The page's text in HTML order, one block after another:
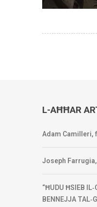
L-AĦĦAR
Adam Camilleri,
Joseph
“ĦUDU ĦSIEB
BENNEJJA